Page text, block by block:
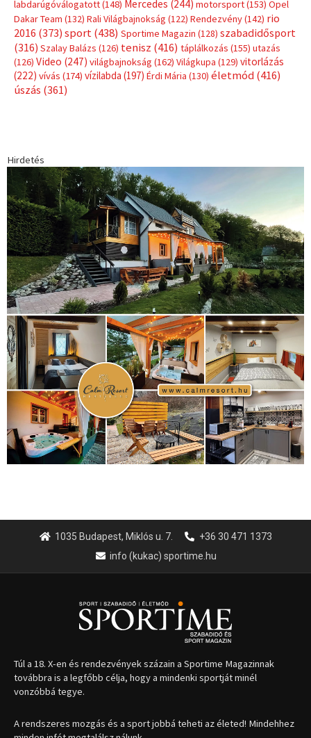
labdarúgóválogatott(148) Mercedes (244) motorsport(153) Opel
Dakar Team (132) Rali Világbajnokság (122) Rendezvény(142) rio
2016 (373) sport(438) Sportime Magazin (128) szabadidősport
(316) Szalay Balázs (126) tenisz (416) táplálkozás (155) utazás
(126) Video (247) világbajnokság (162) Világkupa (129) vitorlázás
(222) vívás (174) vízilabda (197) Érdi Mária (130) életmód(416)
úszás (361)
Hirdetés
1035 Budapest, Miklós u. 7.
+36 30 471 1373
info (kukac) sportime.hu
Túl a 18. X-en és rendezvények százain a Sportime Magazinnak
továbbra is a legfőbb célja, hogy a mindenki sportját minél
vonzóbbá tegye.
A rendszeres mozgás és a sport jobbá teheti az életed! Mindehhez